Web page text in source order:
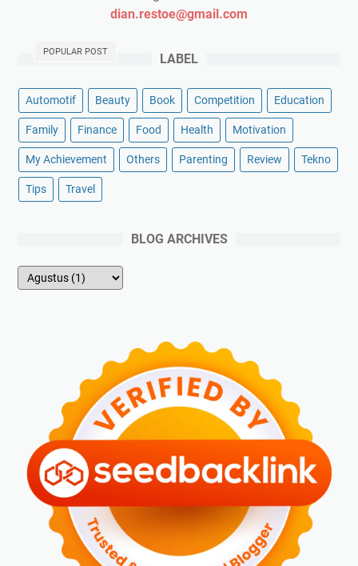
dian.restoe@gmail.com
POPULAR POST LABEL
Automotif Beauty Book Competition Education
Family Finance Food Health Motivation
My Achievement Others Parenting Review Tekno
Tips Travel
BLOG ARCHIVES